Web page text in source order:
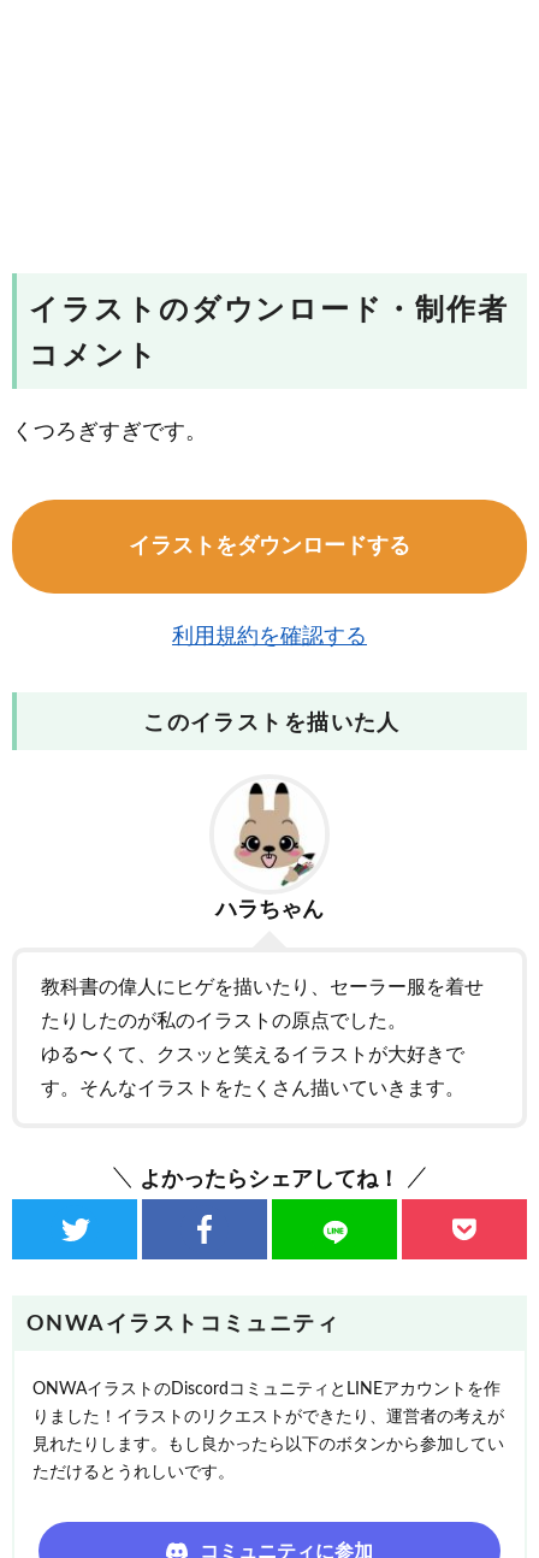
イラストのダウンロード・制作者
コメント
くつろぎすぎです。
イラストをダウンロードする
利用規約を確認する
このイラストを描いた人
ハラちゃん
教科書の偉人にヒゲを描いたり、セーラー服を着せ
たりしたのが私のイラストの原点でした。
ゆる〜くて、クスッと笑えるイラストが大好きで
す。そんなイラストをたくさん描いていきます。
よかったらシェアしてね！
ONWAイラストコミュニティ
ONWAイラストのDiscordコミュニティとLINEアカウントを作
りました！イラストのリクエストができたり、運営者の考えが
見れたりします。もし良かったら以下のボタンから参加してい
ただけるとうれしいです。
コミュニティに参加